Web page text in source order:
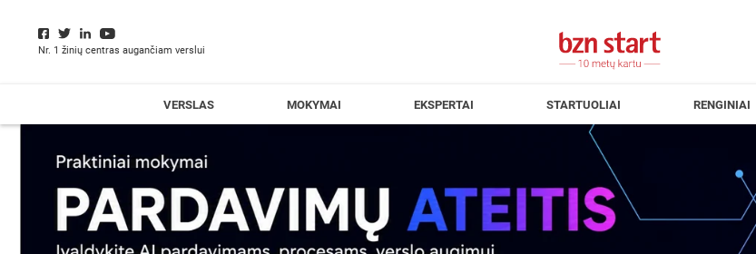
Nr. 1 žinių centras augančiam verslui
VERSLAS MOKYMAI EKSPERTAI STARTUOLIAI RENGINIAI